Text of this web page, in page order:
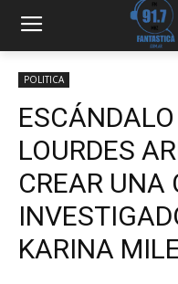
POLITICA
LOURDES
CREAR UNA
KARINA